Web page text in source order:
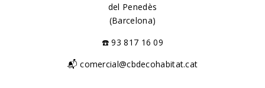
del Penedès
(Barcelona)
☎️ 93 817 16 09
📬 comercial@cbdecohabitat.cat